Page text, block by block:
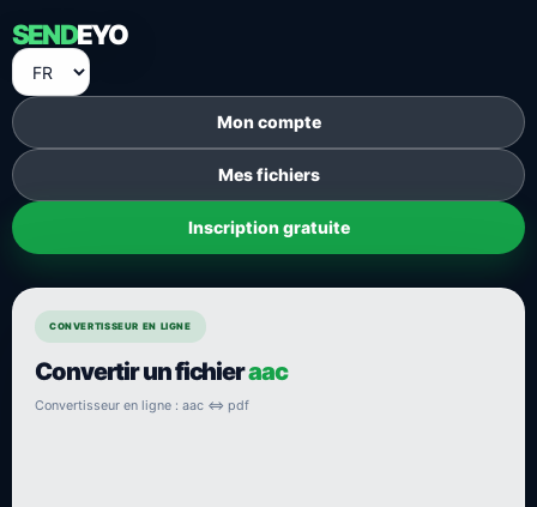
SENDEYO
Mon compte
Mes fichiers
Inscription gratuite
CONVERTISSEUR EN LIGNE
Convertir un fichieraac
Convertisseur en ligne : aac ⇔ pdf